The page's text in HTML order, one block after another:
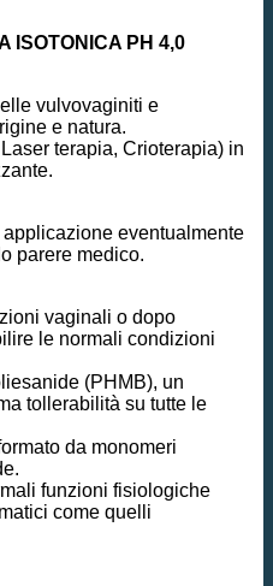
ISOTONICA PH 4,0
vulvovaginiti e
e natura.
terapia, Crioterapia) in
eventualmente
parere medico.
vaginali o dopo
le normali condizioni
(PHMB), un
tollerabilità su tutte le
da monomeri
funzioni fisiologiche
come quelli